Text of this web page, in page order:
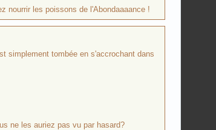
nourrir les poissons de l'Abondaaaance !
simplement tombée en s'accrochant dans
ne les auriez pas vu par hasard?